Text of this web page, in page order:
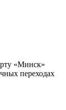
«Минск»
переходах